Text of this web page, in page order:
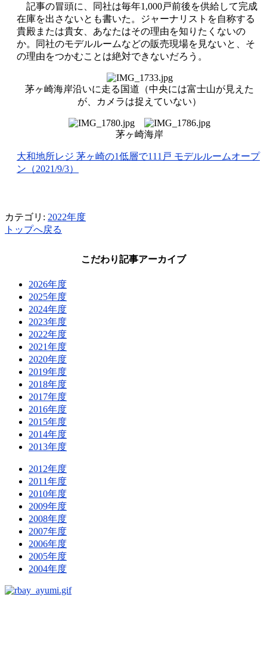
記事の冒頭に、同社は毎年1,000戸前後を供給して完成
在庫を出さないとも書いた。ジャーナリストを自称する
貴殿または貴女、あなたはその理由を知りたくないの
か。同社のモデルルームなどの販売現場を見ないと、そ
の理由をつかむことは絶対できないだろう。
茅ヶ崎海岸沿いに走る国道（中央には富士山が見えた
が、カメラは捉えていない）
茅ヶ崎海岸
大和地所レジ 茅ヶ崎の1低層で111戸 モデルルームオープ
ン（2021/9/3）
カテゴリ: 2022年度
トップへ戻る
こだわり記事アーカイブ
2026年度
2025年度
2024年度
2023年度
2022年度
2021年度
2020年度
2019年度
2018年度
2017年度
2016年度
2015年度
2014年度
2013年度
2012年度
2011年度
2010年度
2009年度
2008年度
2007年度
2006年度
2005年度
2004年度